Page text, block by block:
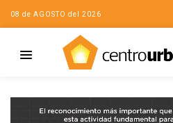
08 de AGOSTO del 2026